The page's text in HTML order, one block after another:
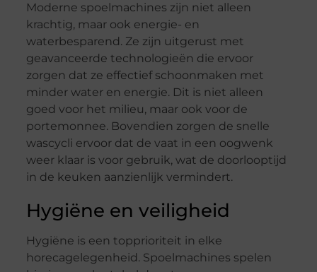
Moderne spoelmachines zijn niet alleen
krachtig, maar ook energie- en
waterbesparend. Ze zijn uitgerust met
geavanceerde technologieën die ervoor
zorgen dat ze effectief schoonmaken met
minder water en energie. Dit is niet alleen
goed voor het milieu, maar ook voor de
portemonnee. Bovendien zorgen de snelle
wascycli ervoor dat de vaat in een oogwenk
weer klaar is voor gebruik, wat de doorlooptijd
in de keuken aanzienlijk vermindert.
Hygiëne en veiligheid
Hygiëne is een topprioriteit in elke
horecagelegenheid. Spoelmachines spelen